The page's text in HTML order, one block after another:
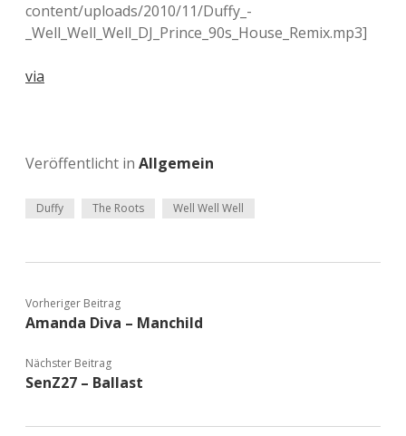
content/uploads/2010/11/Duffy_-
_Well_Well_Well_DJ_Prince_90s_House_Remix.mp3]
via
Veröffentlicht in Allgemein
Duffy The Roots Well Well Well
Vorheriger Beitrag
Amanda Diva – Manchild
Nächster Beitrag
SenZ27 – Ballast